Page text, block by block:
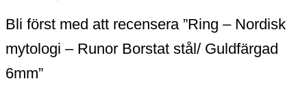
Bli först med att recensera ”Ring – Nordisk
mytologi – Runor Borstat stål/ Guldfärgad
6mm”